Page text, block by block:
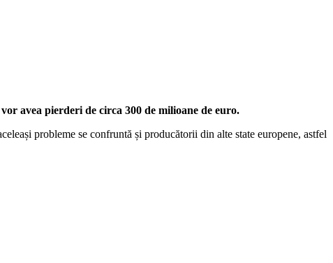
avea pierderi de circa 300 de milioane de euro.
probleme se confruntă și producătorii din alte state europene, astfel